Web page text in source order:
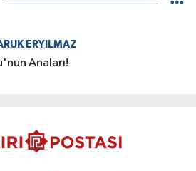
ERYILMAZ
Anaları!